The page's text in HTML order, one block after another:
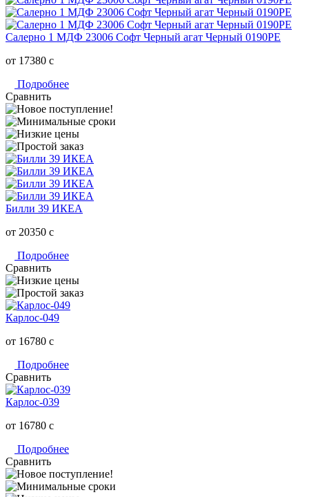
Салерно 1 МДФ 23006 Софт Черный агат Черный 0190РЕ
от 17380 c
Подробнее
Сравнить
Билли 39 ИКЕА
от 20350 c
Подробнее
Сравнить
Карлос-049
от 16780 c
Подробнее
Сравнить
Карлос-039
от 16780 c
Подробнее
Сравнить